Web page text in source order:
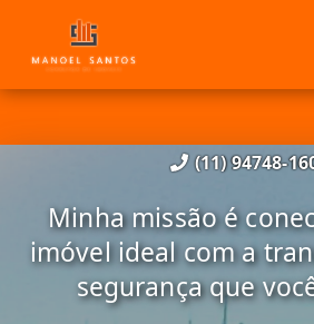
(11) 94748-
Minha missão é
imóvel ideal com a
segurança que